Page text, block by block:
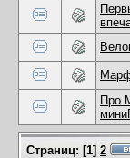
Про
Страниц: [1] 2